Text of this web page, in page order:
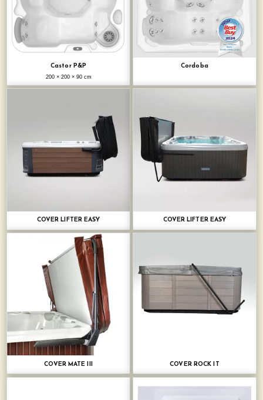
Castor P&P
200 × 200 × 90 cm
Cordoba
COVER LIFTER EASY COVER LIFTER EASY
COVER MATE III COVER ROCK IT